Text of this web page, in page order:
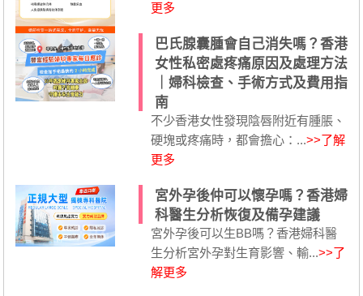
更多
巴氏腺囊腫會自己消失嗎？香港
女性私密處疼痛原因及處理方法
｜婦科檢查、手術方式及費用指
南
不少香港女性發現陰唇附近有腫脹、
硬塊或疼痛時，都會擔心：...>>了解
更多
宮外孕後仲可以懷孕嗎？香港婦
科醫生分析恢復及備孕建議
宮外孕後可以生BB嗎？香港婦科醫
生分析宮外孕對生育影響、輸...>>了
解更多